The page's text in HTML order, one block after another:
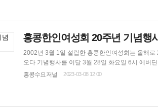
홍콩한인여성회 20주년 기념행
2002년 3월 1일 설립한 홍콩한인여성회는 올해로 21주년을 맞이했다. 작년 20주년 기념행사를
오다 기념행사를 이달 3월 28일 화요일 6시 에버딘 마리나 클럽 그랜드 볼룸
한인여성들의 홍콩생활 적응을 도모해왔다. 여성회는 지속적이고 풍부한 교육 및 문화 프로그램 기획을 통해 다양한 경험을 제공하고, 지역
홍콩수요저널 2023-03-08 12:00